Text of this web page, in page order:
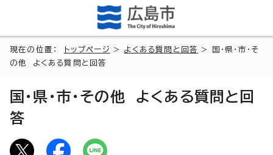
現在の位置： トップページ > よくある質問と回答
> 国・県・市・そ
の他 よくある質問と回答
国・県・市・その他 よくある質問と回
答